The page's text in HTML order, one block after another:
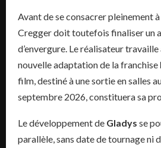
Avant de se consacrer pleinement à
Cregger doit toutefois finaliser un
d’envergure. Le réalisateur
nouvelle adaptation de la franchise
film, destiné à une sortie en salles
septembre 2026, constituera sa
Le développement de Gladys se
parallèle, sans date de tournage ni